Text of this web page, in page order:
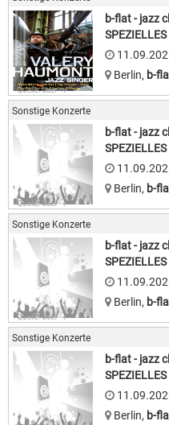
Quelle: User · v
b-flat - jazz
Berlin, b-
Sonstige Konzerte
Quelle: User · v
b-flat - jazz
Berlin, b-
Sonstige Konzerte
Quelle: User · v
b-flat - jazz
Berlin, b-
Sonstige Konzerte
b-flat - jazz
Berlin, b-